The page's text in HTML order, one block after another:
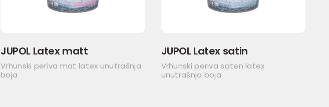
JUPOL Latex matt
Vrhunski periva mat latex unutrašnja
boja
JUPOL Latex satin
Vrhunski periva saten latex
unutrašnja boja